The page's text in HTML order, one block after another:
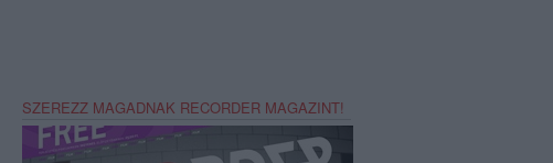
SZEREZZ MAGADNAK RECORDER MAGAZINT!